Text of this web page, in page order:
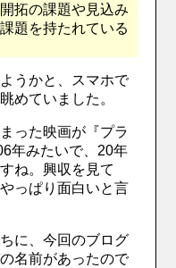
拓の課題や見込み
題を持たれている
うかと、スマホで
めていました。
った映画が『プラ
年みたいで、20年
ね。興収を見て
っぱり面白いと言
に、今回のブログ
名前があったので